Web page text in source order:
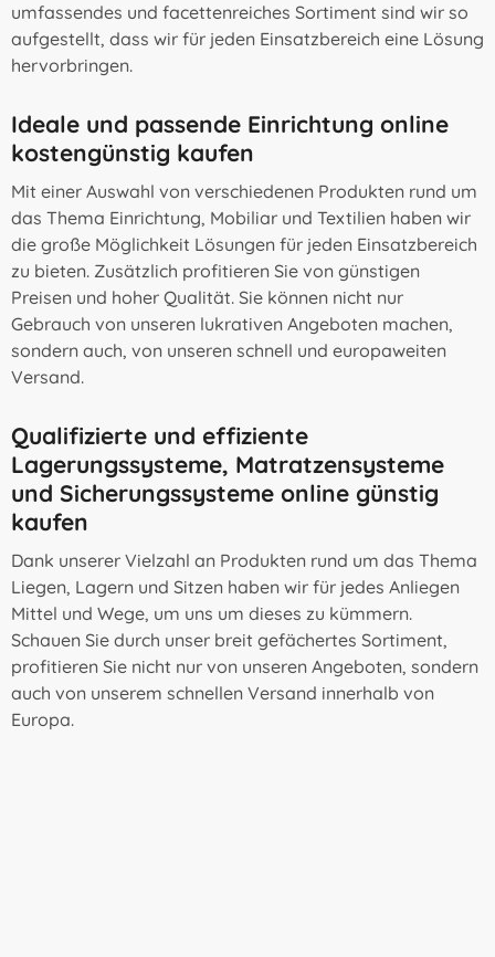
umfassendes und facettenreiches Sortiment sind wir so
aufgestellt, dass wir für jeden Einsatzbereich eine Lösung
hervorbringen.
Ideale und passende Einrichtung online
kostengünstig kaufen
Mit einer Auswahl von verschiedenen Produkten rund um
das Thema Einrichtung, Mobiliar und Textilien haben wir
die große Möglichkeit Lösungen für jeden Einsatzbereich
zu bieten. Zusätzlich profitieren Sie von günstigen
Preisen und hoher Qualität. Sie können nicht nur
Gebrauch von unseren lukrativen Angeboten machen,
sondern auch, von unseren schnell und europaweiten
Versand.
Qualifizierte und effiziente
Lagerungssysteme, Matratzensysteme
und Sicherungssysteme online günstig
kaufen
Dank unserer Vielzahl an Produkten rund um das Thema
Liegen, Lagern und Sitzen haben wir für jedes Anliegen
Mittel und Wege, um uns um dieses zu kümmern.
Schauen Sie durch unser breit gefächertes Sortiment,
profitieren Sie nicht nur von unseren Angeboten, sondern
auch von unserem schnellen Versand innerhalb von
Europa.